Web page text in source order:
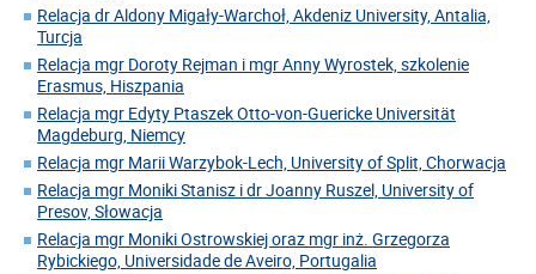
Relacja dr Aldony Migały-Warchoł, Akdeniz University, Antalia,
Turcja
Relacja mgr Doroty Rejman i mgr Anny Wyrostek, szkolenie
Erasmus, Hiszpania
Relacja mgr Edyty Ptaszek Otto-von-Guericke Universität
Magdeburg, Niemcy
Relacja mgr Marii Warzybok-Lech, University of Split, Chorwacja
Relacja mgr Moniki Stanisz i dr Joanny Ruszel, University of
Presov, Słowacja
Relacja mgr Moniki Ostrowskiej oraz mgr inż. Grzegorza
Rybickiego, Universidade de Aveiro, Portugalia